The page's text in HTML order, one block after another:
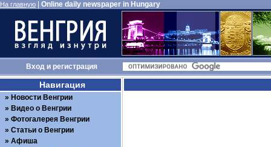
На главную Online daily newspaper in Hungary
Входи регистрация
Навигация
Новости Венгрии
Видео о Венгрии
Фотогалерея Венгрии
Статьи о Венгрии
Афиша